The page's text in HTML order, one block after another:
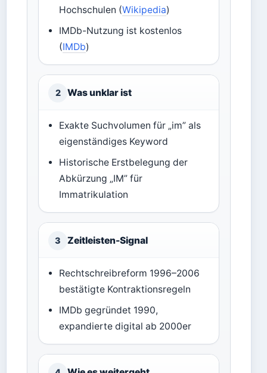
Hochschulen (Wikipedia)
IMDb-Nutzung ist kostenlos
(IMDb)
2 Was unklar ist
Exakte Suchvolumen für „im” als
eigenständiges Keyword
Historische Erstbelegung der
Abkürzung „IM” für
Immatrikulation
3 Zeitleisten-Signal
Rechtschreibreform 1996–2006
bestätigte Kontraktionsregeln
IMDb gegründet 1990,
expandierte digital ab 2000er